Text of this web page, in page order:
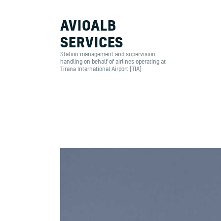
AVIOALB
SERVICES
Station management and supervision
handling on behalf of airlines operating at
Tirana International Airport (TIA)